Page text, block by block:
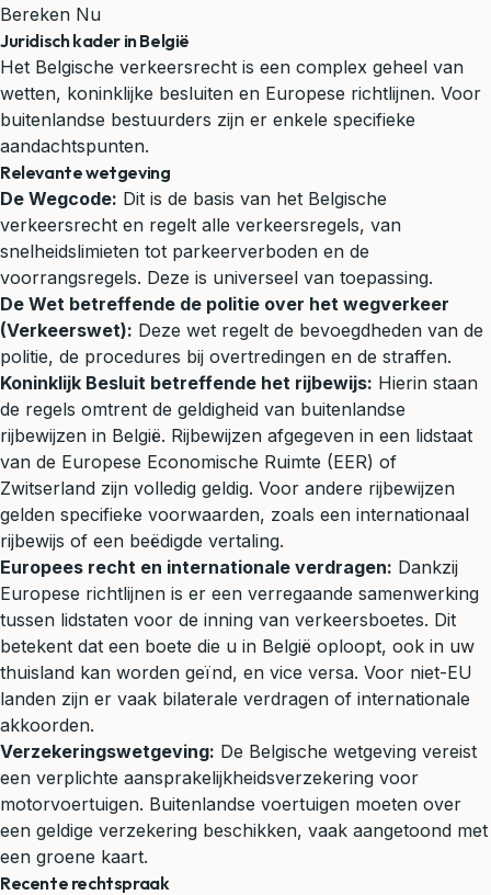
Bereken Nu
Juridisch kader in België
Het Belgische verkeersrecht is een complex geheel van
wetten, koninklijke besluiten en Europese richtlijnen. Voor
buitenlandse bestuurders zijn er enkele specifieke
aandachtspunten.
Relevante wetgeving
De Wegcode: Dit is de basis van het Belgische
verkeersrecht en regelt alle verkeersregels, van
snelheidslimieten tot parkeerverboden en de
voorrangsregels. Deze is universeel van toepassing.
De Wet betreffende de politie over het wegverkeer
(Verkeerswet): Deze wet regelt de bevoegdheden van de
politie, de procedures bij overtredingen en de straffen.
Koninklijk Besluit betreffende het rijbewijs: Hierin staan
de regels omtrent de geldigheid van buitenlandse
rijbewijzen in België. Rijbewijzen afgegeven in een lidstaat
van de Europese Economische Ruimte (EER) of
Zwitserland zijn volledig geldig. Voor andere rijbewijzen
gelden specifieke voorwaarden, zoals een internationaal
rijbewijs of een beëdigde vertaling.
Europees recht en internationale verdragen: Dankzij
Europese richtlijnen is er een verregaande samenwerking
tussen lidstaten voor de inning van verkeersboetes. Dit
betekent dat een boete die u in België oploopt, ook in uw
thuisland kan worden geïnd, en vice versa. Voor niet-EU
landen zijn er vaak bilaterale verdragen of internationale
akkoorden.
Verzekeringswetgeving: De Belgische wetgeving vereist
een verplichte aansprakelijkheidsverzekering voor
motorvoertuigen. Buitenlandse voertuigen moeten over
een geldige verzekering beschikken, vaak aangetoond met
een groene kaart.
Recente rechtspraak